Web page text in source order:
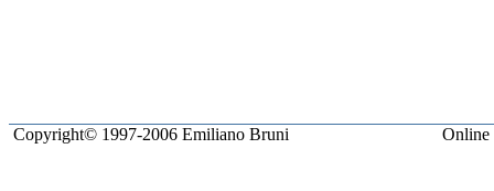
Copyright© 1997-2006 Emiliano Bruni Online